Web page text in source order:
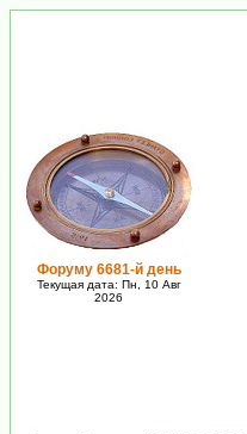
Форуму 6681-й день
Текущая дата: Пн, 10 Авг
2026